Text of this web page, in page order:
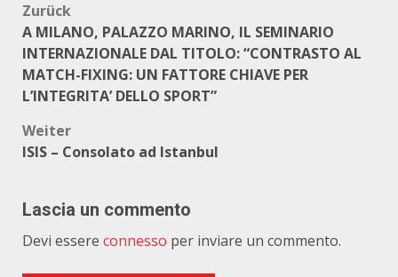
Beitragsnavigation
Zurück
A MILANO, PALAZZO MARINO, IL SEMINARIO
INTERNAZIONALE DAL TITOLO: “CONTRASTO AL
MATCH-FIXING: UN FATTORE CHIAVE PER
L’INTEGRITA’ DELLO SPORT”
Weiter
ISIS – Consolato ad Istanbul
Lascia un commento
Devi essere connesso per inviare un commento.